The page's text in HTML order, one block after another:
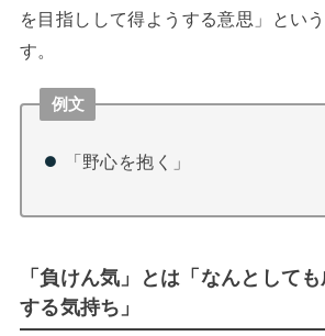
を目指しして得ようする意思」とい
す。
例文
「野心を抱く」
「負けん気」とは「なんとして
する気持ち」